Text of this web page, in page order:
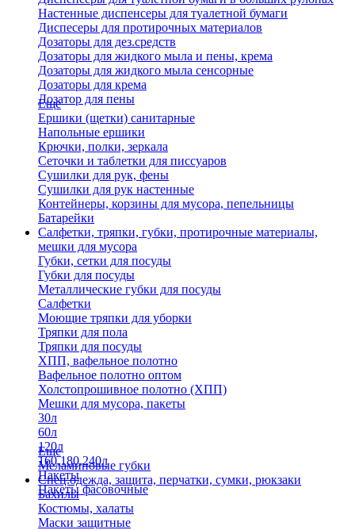
Настенные диспенсеры для туалетной бумаги
Диспесеры для протирочных материалов
Дозаторы для дез.средств
Дозаторы для жидкого мыла и пены, крема
Дозаторы для жидкого мыла сенсорные
Дозаторы для крема
Дозатор для пены
Еще
Ершики (щетки) санитарные
Напольные ершики
Крючки, полки, зеркала
Сеточки и таблетки для писсуаров
Сушилки для рук, фены
Сушилки для рук настенные
Контейнеры, корзины для мусора, пепельницы
Батарейки
Салфетки, тряпки, губки, протирочные материалы,
мешки для мусора
Губки, сетки для посуды
Губки для посуды
Металлические губки для посуды
Салфетки
Моющие тряпки для уборки
Тряпки для пола
Тряпки для посуды
ХПП, вафельное полотно
Вафельное полотно оптом
Холстопрошивное полотно (ХПП)
Мешки для мусора, пакеты
30л
60л
120л
160,180,240л
Пакеты
Пакеты фасовочные
Еще
Меламиновые губки
Спец.одежда, защита, перчатки, сумки, рюкзаки
Бахилы
Костюмы, халаты
Маски защитные